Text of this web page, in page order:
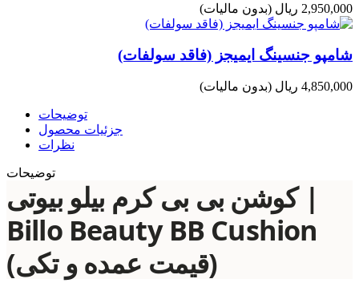
2,950,000 ریال (بدون مالیات)
شامپو جنسینگ ایمیجز (فاقد سولفات)
4,850,000 ریال (بدون مالیات)
توضیحات
جزئیات محصول
نظرات
توضیحات
کوشن بی بی کرم بیلو بیوتی |
Billo Beauty BB Cushion
(قیمت عمده و تکی)